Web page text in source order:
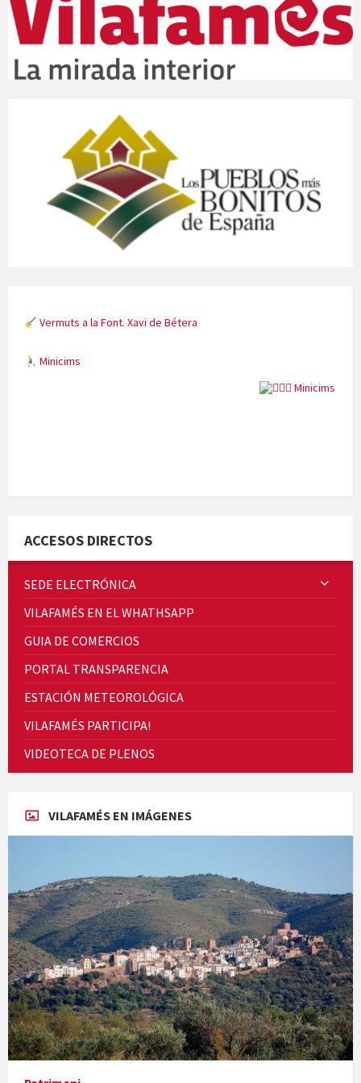
Vermuts a la Font. Xavi de Bétera
Minicims
Cicle de Cine i Dones rurals
Concerts al Museu
Presentació del llibre &quot;La mare&quot;, d'Emma Zafon
En Bum
ACCESOS DIRECTOS
SEDE ELECTRÓNICA
VILAFAMÉS EN EL WHATHSAPP
GUIA DE COMERCIOS
PORTAL TRANSPARENCIA
ESTACIÓN METEOROLÓGICA
VILAFAMÉS PARTICIPA!
VIDEOTECA DE PLENOS
VILAFAMÉS EN IMÁGENES